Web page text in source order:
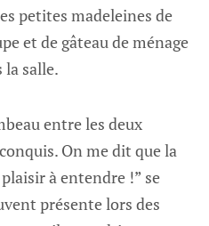
petites madeleines de
et de gâteau de ménage
la salle.
entre les deux
On me dit que la
à entendre !” se
présente lors des